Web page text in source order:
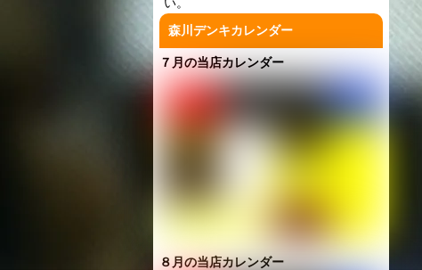
森川デンキカレンダー
７月の当店カレンダー
８月の当店カレンダー